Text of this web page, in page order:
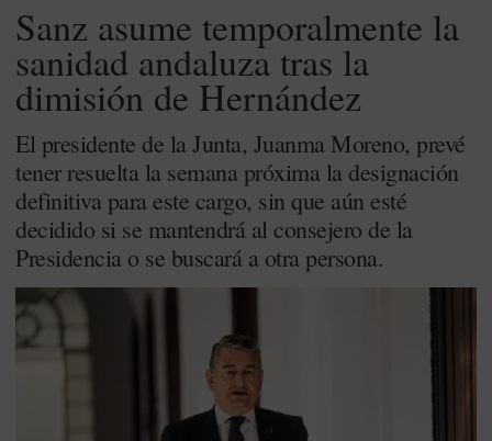
Sanz asume temporalmente la
sanidad andaluza tras la
dimisión de Hernández
El presidente de la Junta, Juanma Moreno, prevé
tener resuelta la semana próxima la designación
definitiva para este cargo, sin que aún esté
decidido si se mantendrá al consejero de la
Presidencia o se buscará a otra persona.